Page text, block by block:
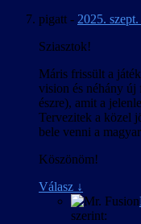
pigatt - 2025.
Sziasztok!
Máris frissült a
vision és néhány új
észre), amit a
Tervezitek a közel
bele venni a
Köszönöm!
Válasz ↓
szerint: